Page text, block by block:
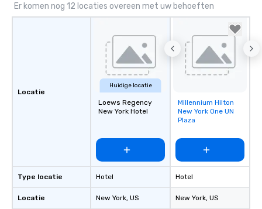
Er komen nog 12 locaties overeen met uw behoeften
Locatie
Type locatie
Locatie
Huidige locatie
Loews Regency
New York Hotel
Hotel
New York, US
Removed from
favorites
Millennium Hilton
New York One UN
Plaza
Hotel
New York, US